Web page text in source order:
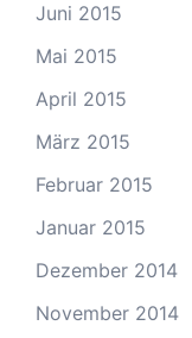
Juni 2015
Mai 2015
April 2015
März 2015
Februar 2015
Januar 2015
Dezember 2014
November 2014